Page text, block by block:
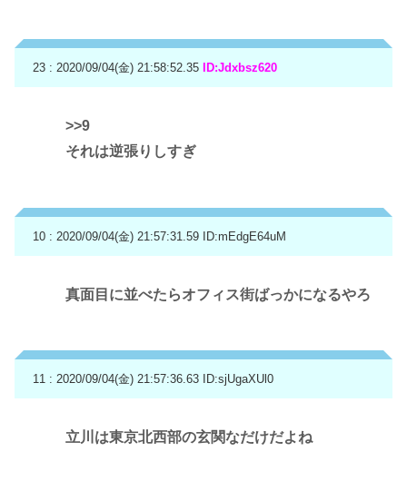
23 : 2020/09/04(金) 21:58:52.35 ID:Jdxbsz620
>>9
それは逆張りしすぎ
10 : 2020/09/04(金) 21:57:31.59 ID:mEdgE64uM
真面目に並べたらオフィス街ばっかになるやろ
11 : 2020/09/04(金) 21:57:36.63 ID:sjUgaXUl0
立川は東京北西部の玄関なだけだよね